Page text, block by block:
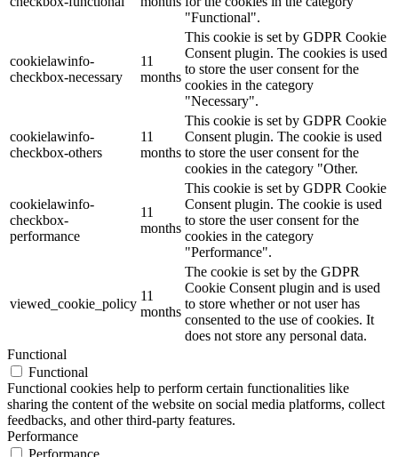
"Functional".
cookielawinfo-
checkbox-necessary
11
months
This cookie is set by GDPR Cookie
Consent plugin. The cookies is used
to store the user consent for the
cookies in the category
"Necessary".
cookielawinfo-
checkbox-others
11
months
This cookie is set by GDPR Cookie
Consent plugin. The cookie is used
to store the user consent for the
cookies in the category "Other.
cookielawinfo-
checkbox-
performance
11
months
This cookie is set by GDPR Cookie
Consent plugin. The cookie is used
to store the user consent for the
cookies in the category
"Performance".
viewed_cookie_policy
11
months
The cookie is set by the GDPR
Cookie Consent plugin and is used
to store whether or not user has
consented to the use of cookies. It
does not store any personal data.
Functional
Functional
Functional cookies help to perform certain functionalities like
sharing the content of the website on social media platforms, collect
feedbacks, and other third-party features.
Performance
Performance